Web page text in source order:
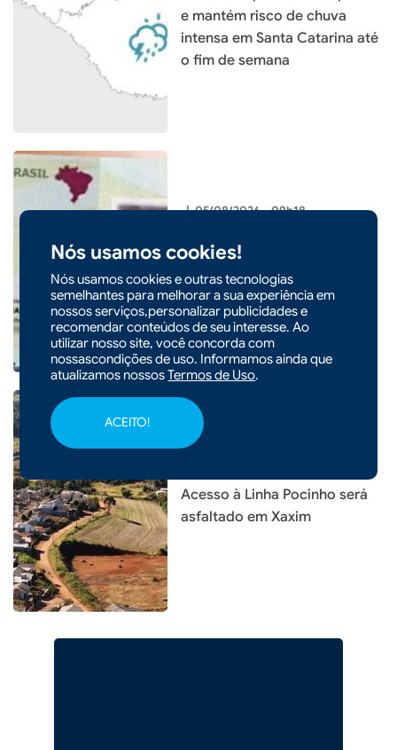
Nós usamos cookies!
Nós usamos cookies e outras tecnologias
semelhantes para melhorar a sua experiência em
nossos serviços,personalizar publicidades e
recomendar conteúdos de seu interesse. Ao
utilizar nosso site, você concorda com
nossascondições de uso. Informamos ainda que
atualizamos nossosTermos de Uso.
ACEITO!
e mantém risco de chuva
intensa em Santa Catarina até
o fim de semana
| 05/08/2026 - 09h18
pode ser solicitada pelo
celular e entregue pelos
Correios
Acesso à Linha Pocinho será
asfaltado em Xaxim